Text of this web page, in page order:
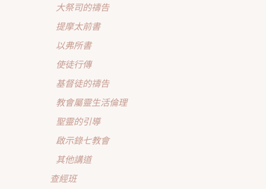
大祭司的禱告
提摩太前書
以弗所書
使徒行傳
基督徒的禱告
教會屬靈生活倫理
聖靈的引導
啟示錄七教會
其他講道
查經班